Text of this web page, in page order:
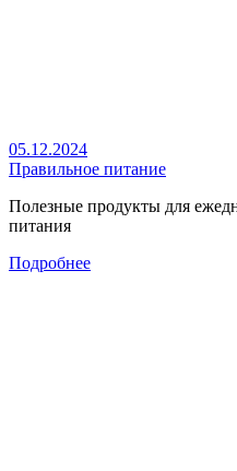
05.12.2024
Правильное питание
Полезные продукты для
питания
Подробнее